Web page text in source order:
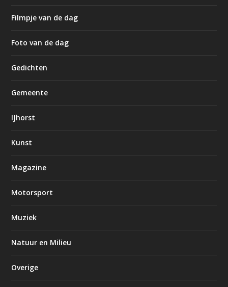
Filmpje van de dag
Foto van de dag
Gedichten
Gemeente
IJhorst
Kunst
Magazine
Motorsport
Muziek
Natuur en Milieu
Overige